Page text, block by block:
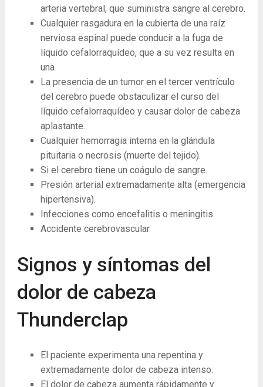
arteria vertebral, que suministra sangre al cerebro.
Cualquier rasgadura en la cubierta de una raíz
nerviosa espinal puede conducir a la fuga de
líquido cefalorraquídeo, que a su vez resulta en
una
La ​​presencia de un tumor en el tercer ventrículo
del cerebro puede obstaculizar el curso del
líquido cefalorraquídeo y causar dolor de cabeza
aplastante.
Cualquier hemorragia interna en la glándula
pituitaria o necrosis (muerte del tejido).
Si el cerebro tiene un coágulo de sangre.
Presión arterial extremadamente alta (emergencia
hipertensiva).
Infecciones como encefalitis o meningitis.
Accidente cerebrovascular
Signos y síntomas del
dolor de cabeza
Thunderclap
El paciente experimenta una repentina y
extremadamente dolor de cabeza intenso.
El dolor de cabeza aumenta rápidamente y